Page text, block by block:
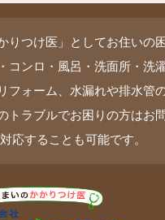
りつけ医」としてお住いの
コンロ・風呂・洗面所・洗
フォーム、水漏れや排水管
トラブルでお困りの方はお
応することも可能です。